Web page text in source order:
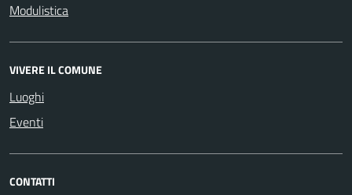
Modulistica
VIVERE IL COMUNE
Luoghi
Eventi
CONTATTI